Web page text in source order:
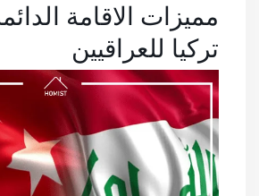
مميزات الاقامة
تركيا للعراقيين